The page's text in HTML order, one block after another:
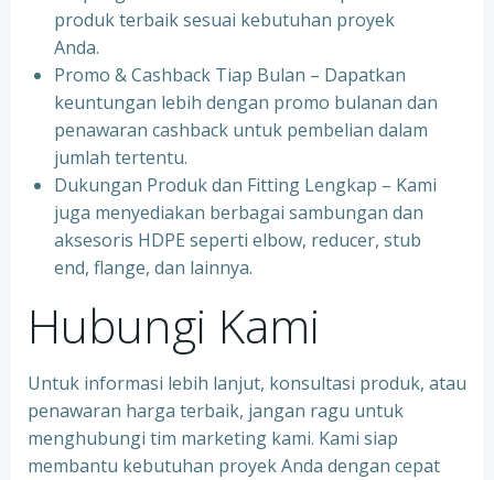
produk terbaik sesuai kebutuhan proyek
Anda.
Promo & Cashback Tiap Bulan – Dapatkan
keuntungan lebih dengan promo bulanan dan
penawaran cashback untuk pembelian dalam
jumlah tertentu.
Dukungan Produk dan Fitting Lengkap – Kami
juga menyediakan berbagai sambungan dan
aksesoris HDPE seperti elbow, reducer, stub
end, flange, dan lainnya.
Hubungi Kami
Untuk informasi lebih lanjut, konsultasi produk, atau
penawaran harga terbaik, jangan ragu untuk
menghubungi tim marketing kami. Kami siap
membantu kebutuhan proyek Anda dengan cepat